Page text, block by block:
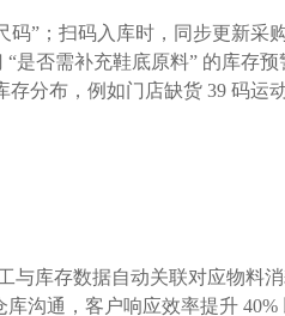
码”；扫码入库时，同步更新采
否需补充鞋底原料” 的库存预
分布，例如门店缺货 39 码运
库存数据自动关联对应物料消
沟通，客户响应效率提升 40%